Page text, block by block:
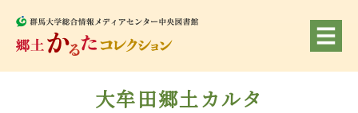
大牟田郷土カルタ